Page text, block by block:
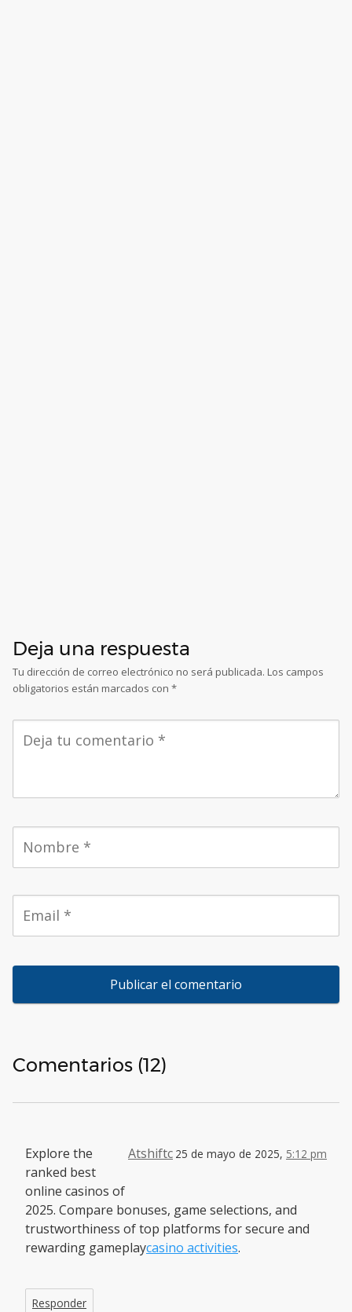
Deja una respuesta
Tu dirección de correo electrónico no será publicada. Los campos
obligatorios están marcados con *
Comentarios (12)
Atshiftc 25 de mayo de 2025, 5:12 pm
Explore the
ranked best
online casinos of
2025. Compare bonuses, game selections, and
trustworthiness of top platforms for secure and
rewarding gameplaycasino activities.
Responder